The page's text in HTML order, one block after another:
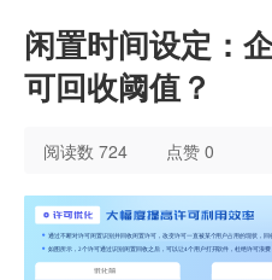
闲置时间设定：
可回收阈值？
阅读数 724 点赞 0